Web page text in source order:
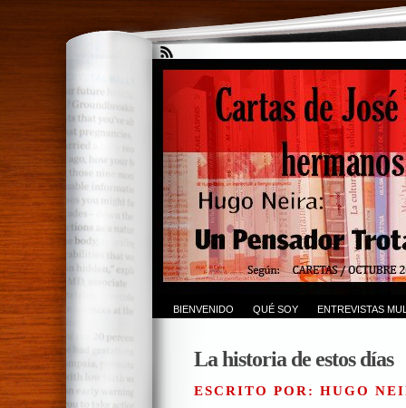
BIENVENIDO QUÉ SOY ENTREVISTAS
La historia de estos días
ESCRITO POR: HUGO